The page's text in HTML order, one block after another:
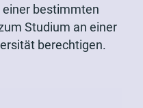
bestimmten
Studium an einer
berechtigen.